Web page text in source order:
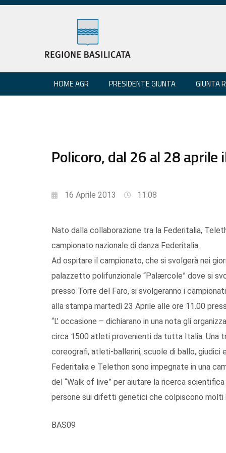
HOME AGR PRESIDENTE GIUNTA GIUNTA
Policoro, dal 26 al 28
16 Aprile 2013 11:08
Nato dalla collaborazione tra la Federitalia,
campionato nazionale di danza Federitalia.
Ad ospitare il campionato, che si svolgerà nei
palazzetto polifunzionale “Palærcole” dove si
presso Torre del Faro, si svolgeranno i
alla stampa martedì 23 Aprile alle ore 11.00
“L’ occasione – dichiarano in una nota gli
circa 1500 atleti provenienti da tutta Italia. Una
coreografi, atleti-ballerini, scuole di ballo, giudici
Federitalia e Telethon sono impegnate in una
del “Walk of live” per aiutare la ricerca
persone sui difetti genetici che colpiscono molti
BAS09